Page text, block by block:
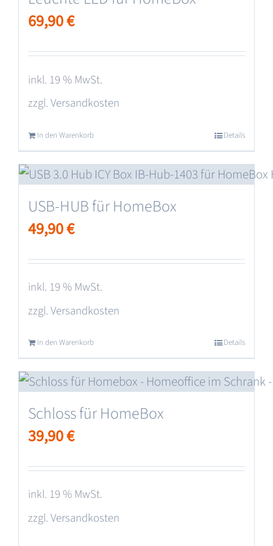
69,90€
inkl. 19 % MwSt.
zzgl.Versandkosten
In den Warenkorb Details
USB-HUB für HomeBox
49,90€
inkl. 19 % MwSt.
zzgl.Versandkosten
In den Warenkorb Details
Schloss für HomeBox
39,90€
inkl. 19 % MwSt.
zzgl.Versandkosten